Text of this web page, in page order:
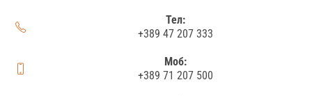
Тел:
+389 47 207 333
Моб:
+389 71 207 500